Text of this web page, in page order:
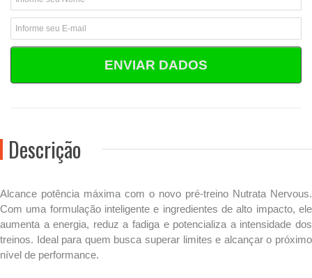
ENVIAR DADOS
Descrição
Alcance potência máxima com o novo pré-treino Nutrata Nervous.
Com uma formulação inteligente e ingredientes de alto impacto, ele
aumenta a energia, reduz a fadiga e potencializa a intensidade dos
treinos. Ideal para quem busca superar limites e alcançar o próximo
nível de performance.